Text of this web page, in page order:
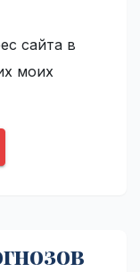
сайта в
моих